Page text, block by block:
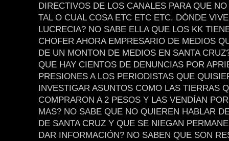
DIRECTIVOS DE LOS CANALES PARA QUE
TAL O CUAL COSA ETC ETC ETC. DÓNDE
LUCRECIA? NO SABE ELLA QUE LOS KK
CHOFER AHORA EMPRESARIO DE MEDIOS
DE UN MONTON DE MEDIOS EN SANTA
QUE HAY CIENTOS DE DENUNCIAS POR
PRESIONES A LOS PERIODISTAS QUE
INVESTIGAR ASUNTOS COMO LAS TIERRAS
COMPRARON A 2 PESOS Y LAS VENDÍAN
MAS? NO SABE QUE NO QUIEREN HABLAR
DE SANTA CRUZ Y QUE SE NIEGAN
DAR INFORMACIÓN? NO SABEN QUE SON